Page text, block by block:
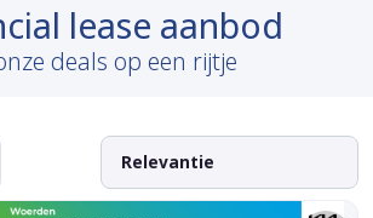
lease aanbod
deals op een rijtje